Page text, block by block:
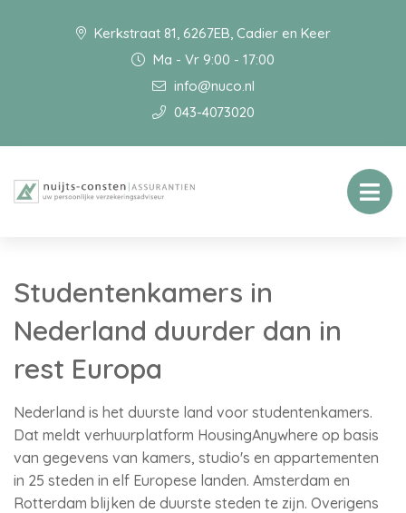
Kerkstraat 81, 6267EB, Cadier en Keer
Ma - Vr 9:00 - 17:00
info@nuco.nl
043-4073020
Studentenkamers in
Nederland duurder dan in
rest Europa
Nederland is het duurste land voor studentenkamers.
Dat meldt verhuurplatform HousingAnywhere op basis
van gegevens van kamers, studio's en appartementen
in 25 steden in elf Europese landen. Amsterdam en
Rotterdam blijken de duurste steden te zijn. Overigens